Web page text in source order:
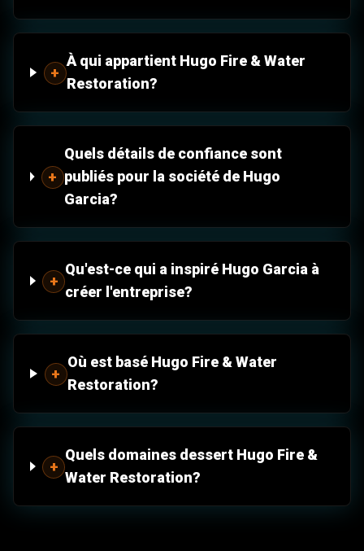
+
À qui appartient Hugo Fire & Water
Restoration?
+
Quels détails de confiance sont
publiés pour la société de Hugo
Garcia?
+
Qu'est-ce qui a inspiré Hugo Garcia à
créer l'entreprise?
+
Où est basé Hugo Fire & Water
Restoration?
+
Quels domaines dessert Hugo Fire &
Water Restoration?